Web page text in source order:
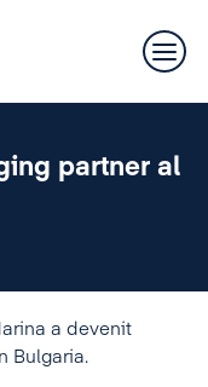
partner al
a devenit
Bulgaria.